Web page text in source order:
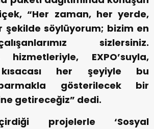
“Her zaman, her yerde,
şekilde söylüyorum; bizim en
sizlersiniz.
hizmetleriyle, EXPO’suyla,
her şeyiyle bu
gösterilecek bir
getireceğiz” dedi.
projelerle ‘Sosyal